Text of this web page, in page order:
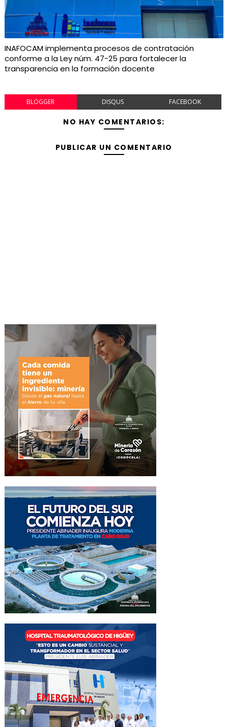
INAFOCAM implementa procesos de contratación
conforme a la Ley núm. 47-25 para fortalecer la
transparencia en la formación docente
BLOGGER DISQUS FACEBOOK
NO HAY COMENTARIOS:
PUBLICAR UN COMENTARIO